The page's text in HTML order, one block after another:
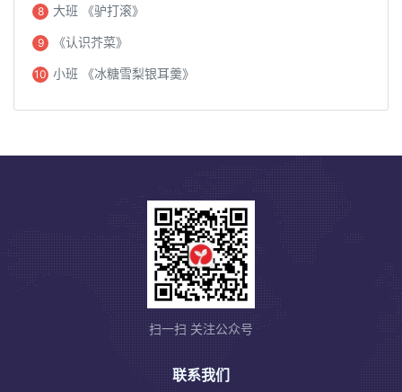
8 大班 《驴打滚》
9 《认识芥菜》
10 小班 《冰糖雪梨银耳羹》
扫一扫 关注公众号
联系我们